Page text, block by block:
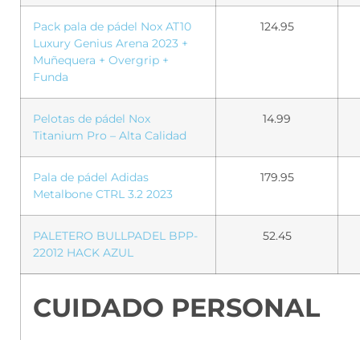
Pack pala de pádel Nox AT10
Luxury Genius Arena 2023 +
Muñequera + Overgrip +
Funda
124.95
Pelotas de pádel Nox
Titanium Pro – Alta Calidad
14.99
Pala de pádel Adidas
Metalbone CTRL 3.2 2023
179.95
PALETERO BULLPADEL BPP-
22012 HACK AZUL
52.45
CUIDADO PERSONAL